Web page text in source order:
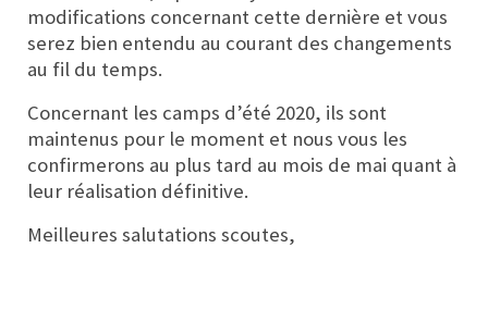
modifications concernant cette dernière et vous
serez bien entendu au courant des changements
au fil du temps.
Concernant les camps d’été 2020, ils sont
maintenus pour le moment et nous vous les
confirmerons au plus tard au mois de mai quant à
leur réalisation définitive.
Meilleures salutations scoutes,